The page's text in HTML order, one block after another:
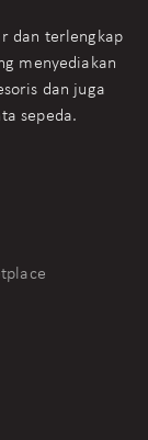
dan terlengkap
menyediakan
dan juga
sepeda.